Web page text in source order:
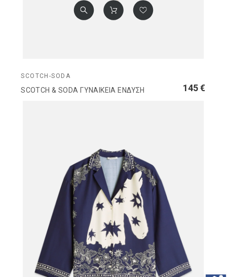
SCOTCH-SODA
SCOTCH & SODA ΓΥΝΑΙΚΕΙΑ ΕΝΔΥΣΗ 145 €